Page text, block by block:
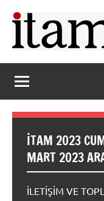
geç
itam
Toplum
Araştırmaları
Merkezi
İTAM 2023
MART 2023
İLETİŞİM VE